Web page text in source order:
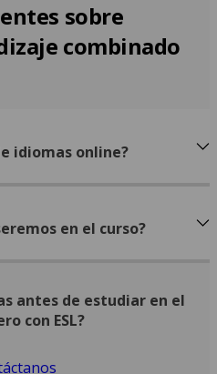
sobre
combinado
idiomas online?
en el curso?
antes de estudiar en el
con ESL?